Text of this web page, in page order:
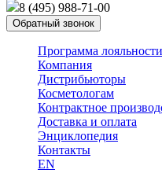
8 (495) 988-71-00
Обратный звонок
Программа лояльности
Компания
Дистрибьюторы
Косметологам
Контрактное
Доставка и оплата
Энциклопедия
Контакты
EN